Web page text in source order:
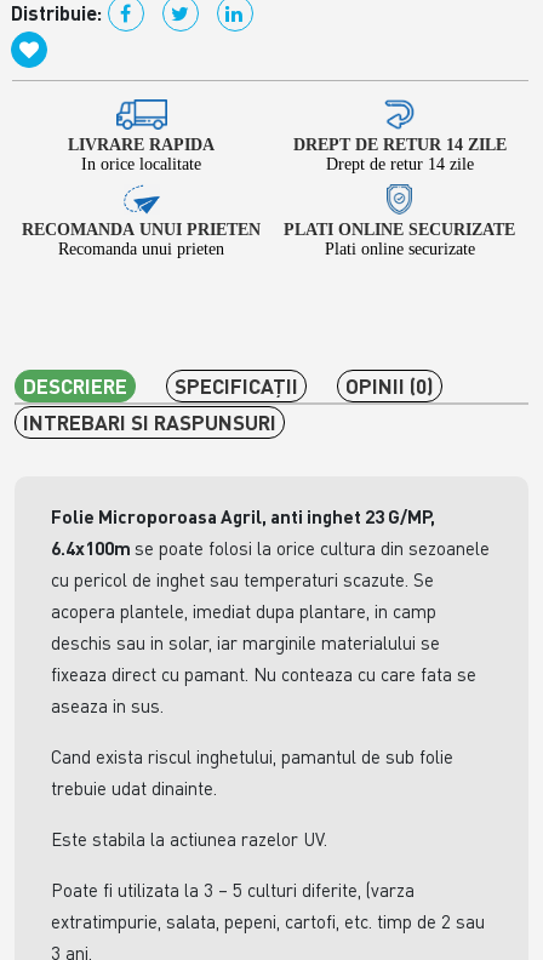
Distribuie:
LIVRARE RAPIDA
In orice localitate
DREPT DE RETUR 14 ZILE
Drept de retur 14 zile
RECOMANDA UNUI PRIETEN
Recomanda unui prieten
PLATI ONLINE SECURIZATE
Plati online securizate
DESCRIERE SPECIFICAŢII
OPINII (0)
INTREBARI SI RASPUNSURI
Folie Microporoasa Agril, anti inghet 23 G/MP,
6.4x100m se poate folosi la orice cultura din sezoanele
cu pericol de inghet sau temperaturi scazute. Se
acopera plantele, imediat dupa plantare, in camp
deschis sau in solar, iar marginile materialului se
fixeaza direct cu pamant. Nu conteaza cu care fata se
aseaza in sus.
Cand exista riscul inghetului, pamantul de sub folie
trebuie udat dinainte.
Este stabila la actiunea razelor UV.
Poate fi utilizata la 3 – 5 culturi diferite, (varza
extratimpurie, salata, pepeni, cartofi, etc. timp de 2 sau
3 ani.